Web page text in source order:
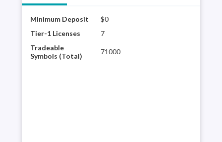
Minimum Deposit
$0
Tier-1 Licenses
7
Tradeable
Symbols (Total)
71000